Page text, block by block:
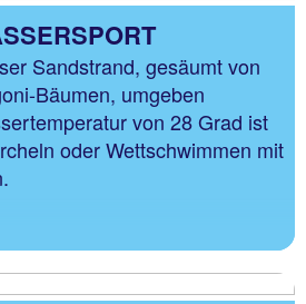
Sandstrand, gesäumt von
Bäumen, umgeben
von 28 Grad ist
oder Wettschwimmen mit